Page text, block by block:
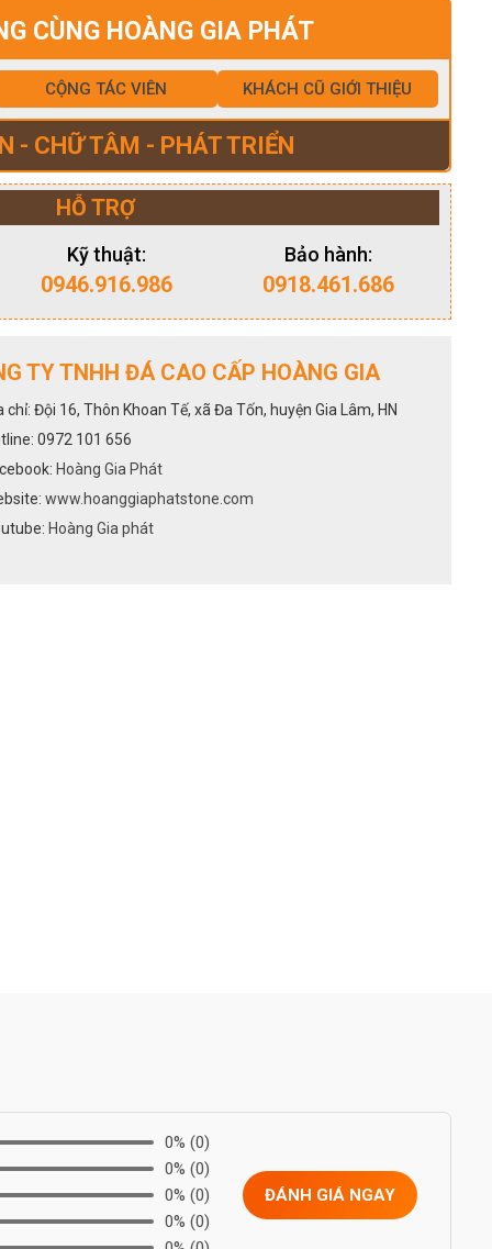
CÙNG HOÀNG GIA PHÁT
CỘNG TÁC VIÊN KHÁCH CŨ GIỚI THIỆU
- CHỮ TÂM - PHÁT TRIỂN
HỖ TRỢ
Kỹ thuật:
0946.916.986
Bảo hành:
0918.461.686
TY TNHH ĐÁ CAO CẤP HOÀNG GIA
chỉ: Đội 16, Thôn Khoan Tế, xã Đa Tốn, huyện Gia Lâm, HN
0972 101 656
Hoàng Gia Phát
www.hoanggiaphatstone.com
Hoàng Gia phát
0% (0)
0% (0)
0% (0)
0% (0)
ĐÁNH GIÁ NGAY